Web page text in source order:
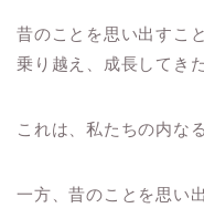
昔のことを思い出すこ
乗り越え、成長してき
これは、私たちの内な
一方、昔のことを思い